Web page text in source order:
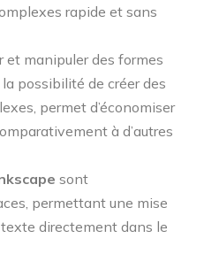
rapide et sans
et manipuler des formes
possibilité de créer des
permet d’économiser
à d’autres
sont
permettant une mise
directement dans le